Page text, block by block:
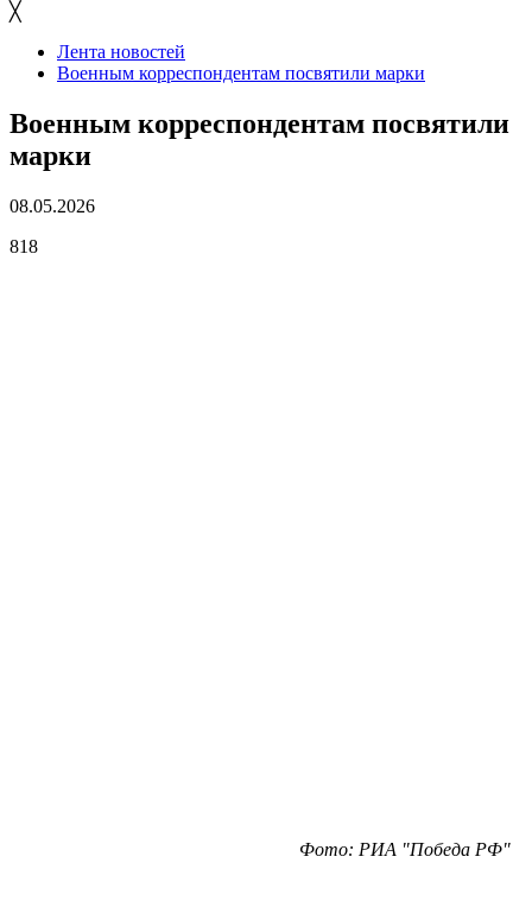
╳
Лента новостей
Военным корреспондентам посвятили марки
Военным корреспондентам посвятили
марки
08.05.2026
818
Фото: РИА "Победа РФ"